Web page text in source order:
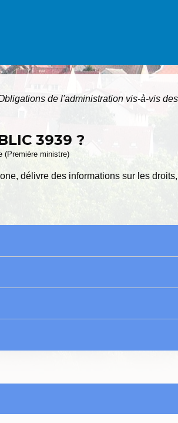
de l'administration vis-à-vis
3939 ?
(Première ministre)
délivre des informations sur les